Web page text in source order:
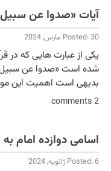
آیات «صدوا عن سبیل
Posted: 30 مارس, 2024
یکی از عبارت هایی که در
شده است «صدوا عن سبیل
بدیهی است اهمیت این
2 comments
اسامی دوازده امام
Posted: 6 ژانویه, 2024